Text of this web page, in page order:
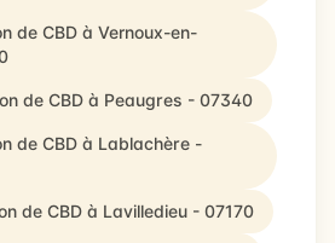
de CBD à Vernoux-en-
de CBD à Peaugres - 07340
de CBD à Lablachère -
de CBD à Lavilledieu - 07170